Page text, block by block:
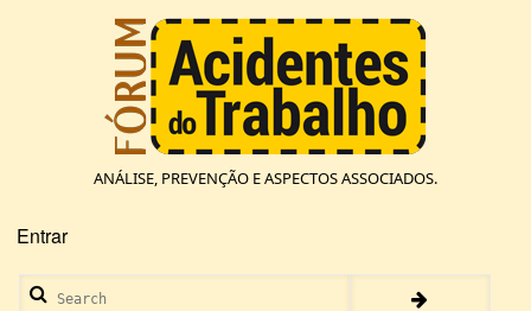
ANÁLISE, PREVENÇÃO E ASPECTOS ASSOCIADOS.
Menu
de
conta
Entrar
Search